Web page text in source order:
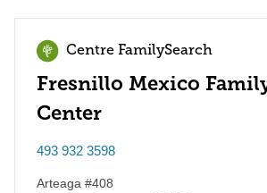
Centre FamilySearch
Fresnillo Mexico
Center
493 932 3598
Arteaga #408